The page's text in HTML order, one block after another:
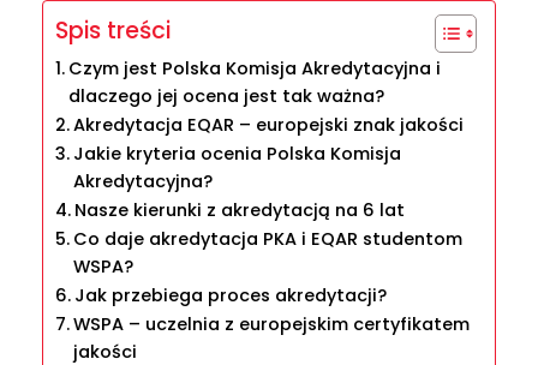
Spis treści
Czym jest Polska Komisja Akredytacyjna i
dlaczego jej ocena jest tak ważna?
Akredytacja EQAR – europejski znak jakości
Jakie kryteria ocenia Polska Komisja
Akredytacyjna?
Nasze kierunki z akredytacją na 6 lat
Co daje akredytacja PKA i EQAR studentom
WSPA?
Jak przebiega proces akredytacji?
WSPA – uczelnia z europejskim certyfikatem
jakości